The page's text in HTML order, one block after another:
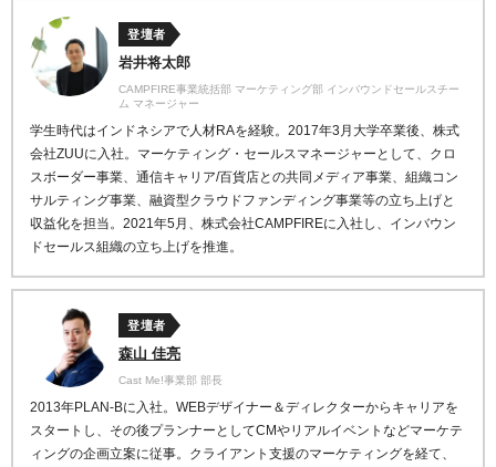
登壇者
岩井将太郎
CAMPFIRE事業統括部 マーケティング部 インバウンドセールスチー
ム マネージャー
学生時代はインドネシアで人材RAを経験。2017年3月大学卒業後、株式
会社ZUUに入社。マーケティング・セールスマネージャーとして、クロ
スボーダー事業、通信キャリア/百貨店との共同メディア事業、組織コン
サルティング事業、融資型クラウドファンディング事業等の立ち上げと
収益化を担当。2021年5月、株式会社CAMPFIREに入社し、インバウン
ドセールス組織の立ち上げを推進。
登壇者
森山 佳亮
Cast Me!事業部 部長
2013年PLAN-Bに入社。 WEBデザイナー＆ディレクターからキャリアを
スタート し、その後プランナーとしてCMやリアルイベントなどマーケテ
ィングの企画立案に従事。 クライアント支援のマーケティングを経て、